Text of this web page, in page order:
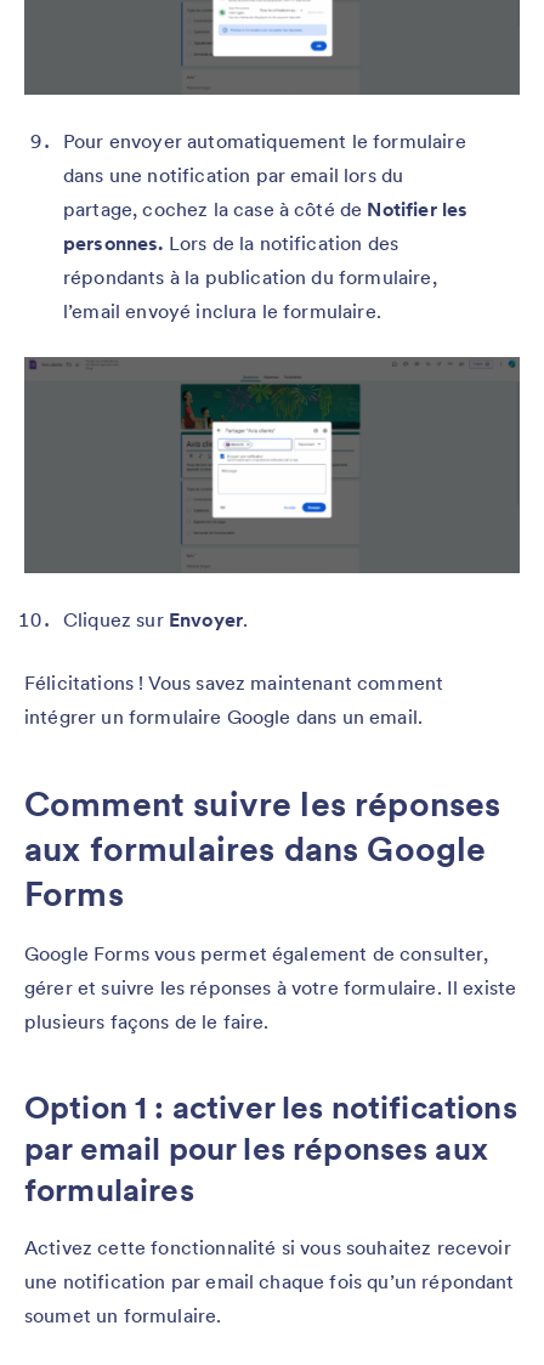
Pour envoyer automatiquement le formulaire
dans une notification par email lors du
partage, cochez la case à côté de Notifier les
personnes. Lors de la notification des
répondants à la publication du formulaire,
l’email envoyé inclura le formulaire.
Cliquez sur Envoyer.
Félicitations ! Vous savez maintenant comment
intégrer un formulaire Google dans un email.
Comment suivre les réponses
aux formulaires dans Google
Forms
Google Forms vous permet également de consulter,
gérer et suivre les réponses à votre formulaire. Il existe
plusieurs façons de le faire.
Option 1 : activer les notifications
par email pour les réponses aux
formulaires
Activez cette fonctionnalité si vous souhaitez recevoir
une notification par email chaque fois qu’un répondant
soumet un formulaire.